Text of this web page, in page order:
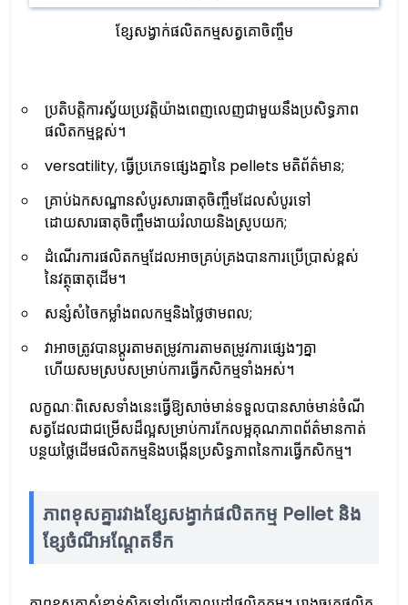
ខ្សែសង្វាក់ផលិតកម្មសត្វគោចិញ្ចឹម
ប្រតិបត្តិការស្វ័យប្រវត្តិយ៉ាងពេញលេញជាមួយនឹងប្រសិទ្ធភាព
ផលិតកម្មខ្ពស់។
versatility, ធ្វើប្រភេទផ្សេងគ្នានៃ pellets មតិព័ត៌មាន;
គ្រាប់ឯកសណ្ឋានសំបូរសារធាតុចិញ្ចឹមដែលសំបូរទៅ
ដោយសារធាតុចិញ្ចឹមងាយរំលាយនិងស្រូបយក;
ដំណើរការផលិតកម្មដែលអាចគ្រប់គ្រងបានការប្រើប្រាស់ខ្ពស់
នៃវត្ថុធាតុដើម។
សន្សំសំចៃកម្លាំងពលកម្មនិងថ្លៃថាមពល;
វាអាចត្រូវបានប្ដូរតាមតម្រូវការតាមតម្រូវការផ្សេងៗគ្នា
ហើយសមស្របសម្រាប់ការធ្វើកសិកម្មទាំងអស់។
លក្ខណៈពិសេសទាំងនេះធ្វើឱ្យសាច់មាន់ទទួលបានសាច់មាន់ចំណី
សត្វដែលជាជម្រើសដ៏ល្អសម្រាប់ការកែលម្អគុណភាពព័ត៌មានកាត់
បន្ថយថ្លៃដើមផលិតកម្មនិងបង្កើនប្រសិទ្ធភាពនៃការធ្វើកសិកម្ម។
ភាពខុសគ្នារវាងខ្សែសង្វាក់ផលិតកម្ម Pellet និង
ខ្សែចំណីអណ្តែតទឹក